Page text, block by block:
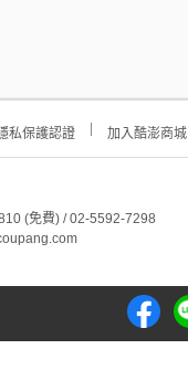
私保護認證 加入酷澎商城
(免費) / 02-5592-7298